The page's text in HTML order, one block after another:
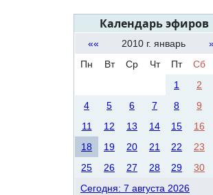
Календарь эфиров
«« 2010 г. январь
Пн
Вт Ср Чт Пт Сб
1
2
4
5 6 7 8 9
11
12 13 14 15 16
18
19 20 21 22 23
25
26 27 28 29 30
Сегодня: 7 августа 2026